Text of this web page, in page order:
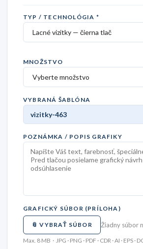
TYP / TECHNOLÓGIA *
MNOŽSTVO
VYBRANÁ ŠABLÓNA
POZNÁMKA / POPIS GRAFIKY
GRAFICKÝ SÚBOR (PRÍLOHA)
📎 VYBRAŤ SÚBOR Žiadny súbor
Max. 8 MB · JPG · PNG · PDF · CDR · AI · EPS ·